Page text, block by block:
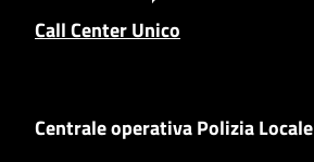
Call Center Unico
Centrale operativa Polizia Locale